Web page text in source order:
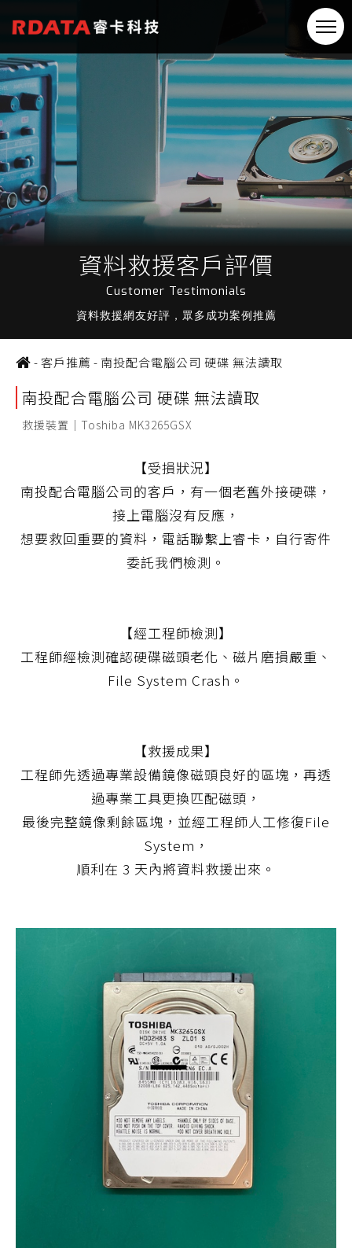
資料救援客戶評價
Customer Testimonials
資料救援網友好評，眾多成功案例推薦
-客戶推薦 - 南投配合電腦公司 硬碟 無法讀取
南投配合電腦公司 硬碟 無法讀取
救援裝置｜Toshiba MK3265GSX
【受損狀況】
南投配合電腦公司的客戶，有一個老舊外接硬碟，
接上電腦沒有反應，
想要救回重要的資料，電話聯繫上睿卡，自行寄件
委託我們檢測。
【經工程師檢測】
工程師經檢測確認硬碟磁頭老化、磁片磨損嚴重、
File System Crash。
【救援成果】
工程師先透過專業設備鏡像磁頭良好的區塊，再透
過專業工具更換匹配磁頭，
最後完整鏡像剩餘區塊，並經工程師人工修復File
System，
順利在 3 天內將資料救援出來。